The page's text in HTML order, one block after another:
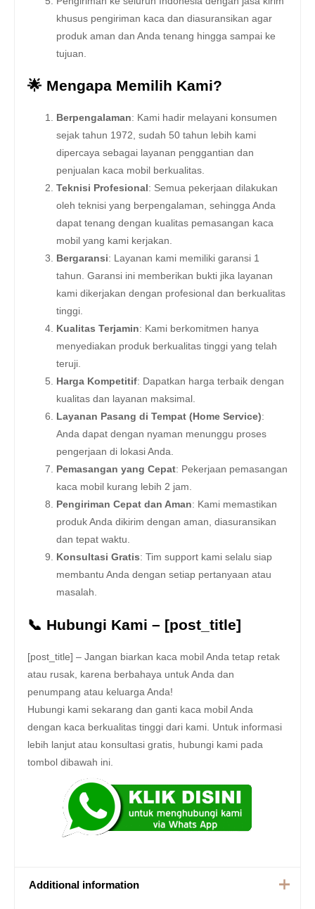
khusus pengiriman kaca dan diasuransikan agar
produk aman dan Anda tenang hingga sampai ke
tujuan.
🌟 Mengapa Memilih Kami?
Berpengalaman: Kami hadir melayani konsumen
sejak tahun 1972, sudah 50 tahun lebih kami
dipercaya sebagai layanan penggantian dan
penjualan kaca mobil berkualitas.
Teknisi Profesional : Semua pekerjaan dilakukan
oleh teknisi yang berpengalaman, sehingga Anda
dapat tenang dengan kualitas pemasangan kaca
mobil yang kami kerjakan.
Bergaransi: Layanan kami memiliki garansi 1
tahun. Garansi ini memberikan bukti jika layanan
kami dikerjakan dengan profesional dan berkualitas
tinggi.
Kualitas Terjamin: Kami berkomitmen hanya
menyediakan produk berkualitas tinggi yang telah
teruji.
Harga Kompetitif: Dapatkan harga terbaik dengan
kualitas dan layanan maksimal.
Layanan Pasang di Tempat (Home Service):
Anda dapat dengan nyaman menunggu proses
pengerjaan di lokasi Anda.
Pemasangan yang Cepat: Pekerjaan pemasangan
kaca mobil kurang lebih 2 jam.
Pengiriman Cepat dan Aman: Kami memastikan
produk Anda dikirim dengan aman, diasuransikan
dan tepat waktu.
Konsultasi Gratis: Tim support kami selalu siap
membantu Anda dengan setiap pertanyaan atau
masalah.
📞 Hubungi Kami – [post_title]
[post_title] – Jangan biarkan kaca mobil Anda tetap retak
atau rusak, karena berbahaya untuk Anda dan
penumpang atau keluarga Anda!
Hubungi kami sekarang dan ganti kaca mobil Anda
dengan kaca berkualitas tinggi dari kami. Untuk informasi
lebih lanjut atau konsultasi gratis, hubungi kami pada
tombol dibawah ini.
Additional information